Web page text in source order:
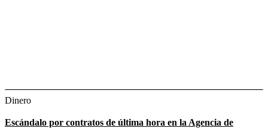
Dinero
Escándalo por contratos de última hora en la Agencia de